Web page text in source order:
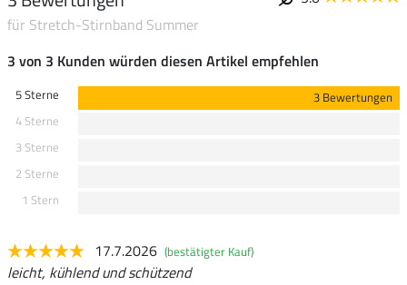
für Stretch-Stirnband Summer
3 von 3 Kunden würden diesen Artikel empfehlen
5 Sterne
3 Bewertungen
4 Sterne
3 Sterne
2 Sterne
1 Stern
17.7.2026 (bestätigter Kauf)
leicht, kühlend und schützend